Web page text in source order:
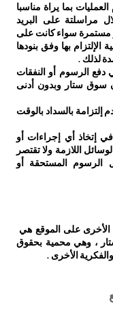
بما يراة مناسبا
مراسلتة على البريد
مستمرة سواء كانت على
بها وفق بنودها
لذلك .
دفع الرسوم أو النفقات
سوق ستار وبدون أدنى
إلتزامة بالسداد بالوقت
إتخاذ أي إجراءات أو
اللازمة ولا تقتصر
الرسوم المستحقة أو
على الموقع هي
، وهي محمية بحقوق
الأخرى .